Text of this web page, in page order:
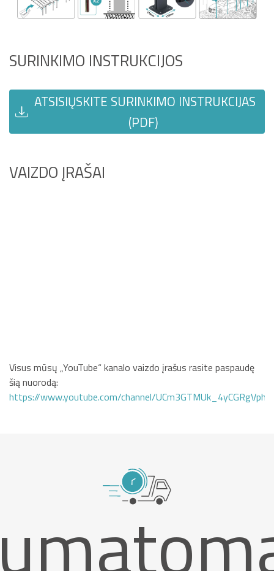
SURINKIMO INSTRUKCIJOS
ATSISIŲSKITE SURINKIMO INSTRUKCIJAS
(PDF)
VAIZDO ĮRAŠAI
Visus mūsų „YouTube“ kanalo vaizdo įrašus rasite paspaudę
šią nuorodą:
https://www.youtube.com/channel/